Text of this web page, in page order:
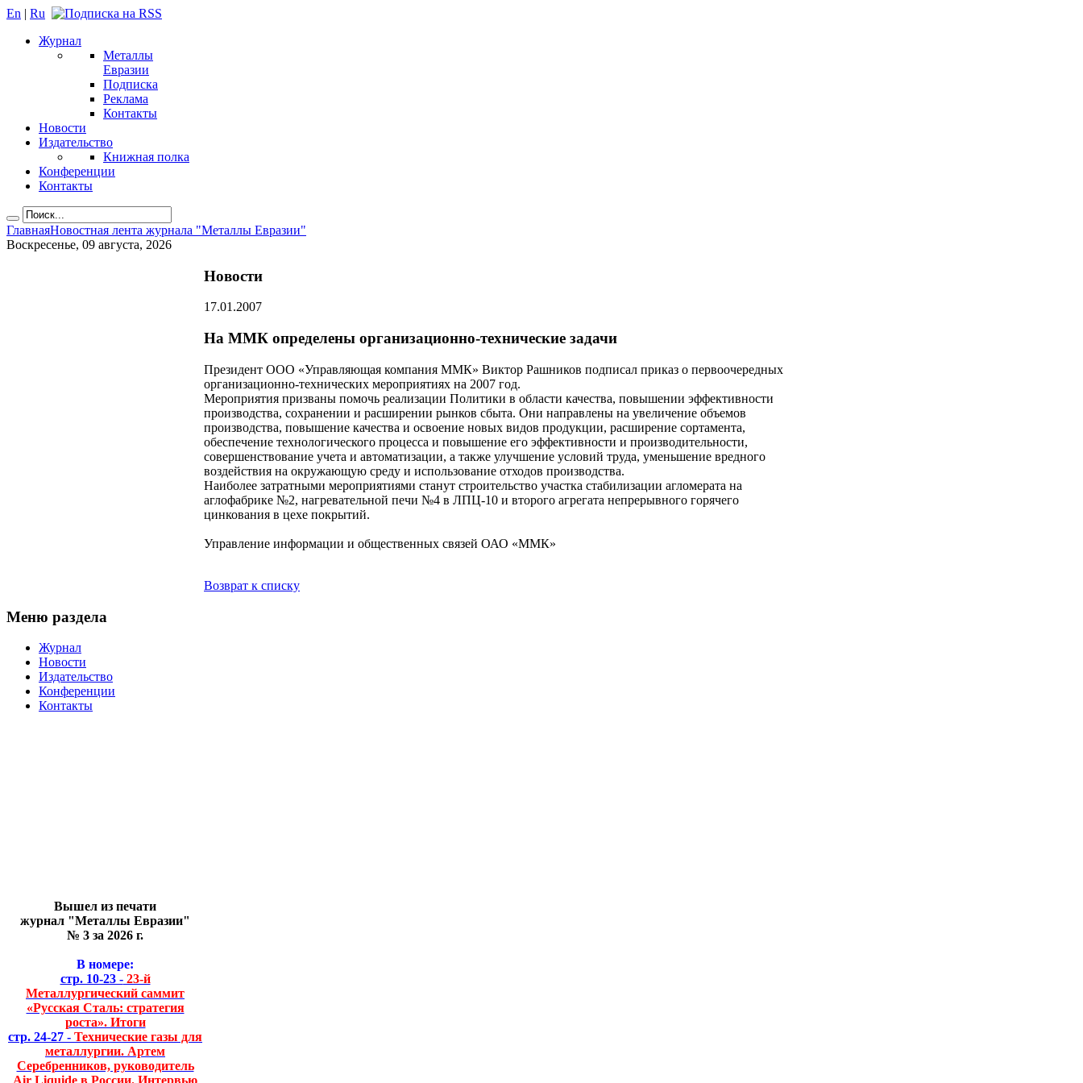
En | Ru
Журнал
Металлы
Евразии
Подписка
Реклама
Контакты
Новости
Издательство
Книжная полка
Конференции
Контакты
ГлавнаяНовостная лента журнала "Металлы Евразии"
Воскресенье, 09 августа, 2026
Новости
17.01.2007
На ММК определены организационно-технические задачи
Президент ООО «Управляющая компания ММК» Виктор Рашников подписал приказ о первоочередных
организационно-технических мероприятиях на 2007 год.
Мероприятия призваны помочь реализации Политики в области качества, повышении эффективности
производства, сохранении и расширении рынков сбыта. Они направлены на увеличение объемов
производства, повышение качества и освоение новых видов продукции, расширение сортамента,
обеспечение технологического процесса и повышение его эффективности и производительности,
совершенствование учета и автоматизации, а также улучшение условий труда, уменьшение вредного
воздействия на окружающую среду и использование отходов производства.
Наиболее затратными мероприятиями станут строительство участка стабилизации агломерата на
аглофабрике №2, нагревательной печи №4 в ЛПЦ-10 и второго агрегата непрерывного горячего
цинкования в цехе покрытий.
Управление информации и общественных связей ОАО «ММК»
Возврат к списку
Меню раздела
Журнал
Новости
Издательство
Конференции
Контакты
Вышел из печати
журнал "Металлы Евразии"
№ 3 за 2026 г.
В номере:
стр. 10-23 -23-й
Металлургический саммит
«Русская Сталь: стратегия
роста». Итоги
стр. 24-27 - Технические газы для
металлургии. Артем
Серебренников, руководитель